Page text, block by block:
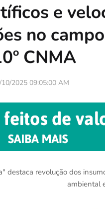
e
no
CNMA
10/2025 09:05:00 AM
destaca revolução dos
ambiental